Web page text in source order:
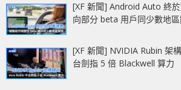
[XF 新聞] Android Auto 終
向部分 beta 用戶同少數地
[XF 新聞] NVIDIA Rubin 架
台劍指 5 倍 Blackwell 算力